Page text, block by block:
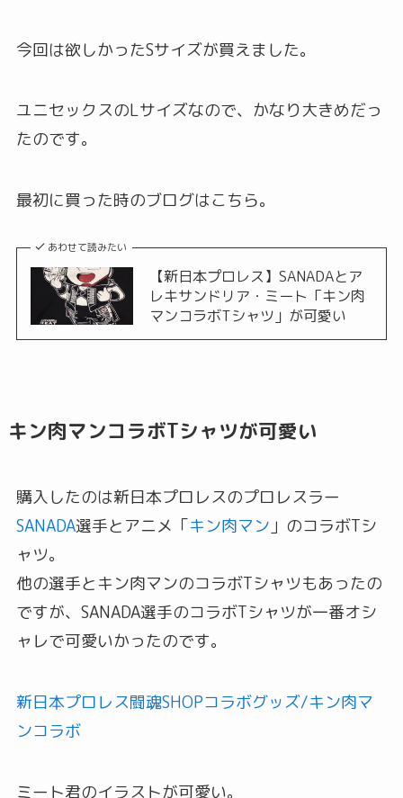
今回は欲しかったSサイズが買えました。
ユニセックスのLサイズなので、かなり大きめだっ
たのです。
最初に買った時のブログはこちら。
あわせて読みたい
【新日本プロレス】SANADAとア
レキサンドリア・ミート「キン肉
マンコラボTシャツ」が可愛い
キン肉マンコラボTシャツが可愛い
購入したのは新日本プロレスのプロレスラー
SANADA選手とアニメ「キン肉マン」のコラボTシ
ャツ。
他の選手とキン肉マンのコラボTシャツもあったの
ですが、SANADA選手のコラボTシャツが一番オシ
ャレで可愛いかったのです。
新日本プロレス闘魂SHOPコラボグッズ/キン肉マ
ンコラボ
ミート君のイラストが可愛い。